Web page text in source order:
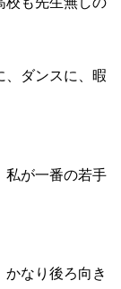
、ダンスに、暇
私が一番の若手
かなり後ろ向き